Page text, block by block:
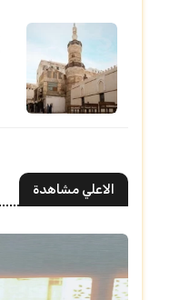
الاعلي مشاهدة